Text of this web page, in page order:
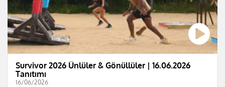
Survivor 2026 Ünlüler & Gönüllüler | 16.06.2026
Tanıtımı
16/06/2026